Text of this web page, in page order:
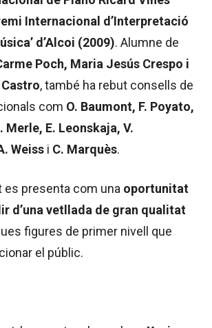
Internacional d’Interpretació
d’Alcoi (2009). Alumne de
Poch, Maria Jesús Crespo i
, també ha rebut consells de
com O. Baumont, F. Poyato,
Merle, E. Leonskaja, V.
Weiss i C. Marquès.
presenta com una oportunitat
d’una vetllada de gran qualitat
figures de primer nivell que
el públic.